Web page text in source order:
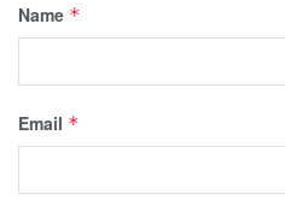
Name *
Email *